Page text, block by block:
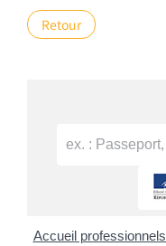
Retour
Accueil professionnels